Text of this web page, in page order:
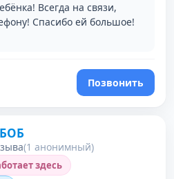
Всегда на связи,
Спасибо ей большое!
Позвонить
(1 анонимный)
здесь